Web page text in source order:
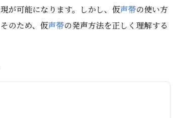
が可能になります。しかし、仮声帯の使い方
のため、仮声帯の発声方法を正しく理解する